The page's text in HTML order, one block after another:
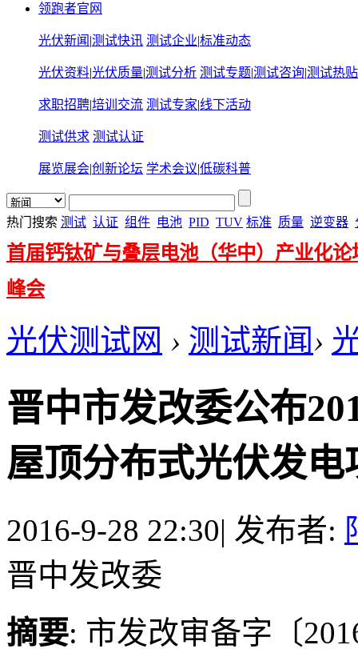
领跑者官网
光伏新闻 |测试快讯 测试企业|标准动态
光伏资料|光伏质量|测试分析 测试专题|测试咨询|测试热贴
求职招聘|培训交流 测试专家|线下活动
测试供求 测试认证
展览展会|创新论坛 学术会议|低碳科普
热门搜索 测试 认证 组件 电池 PID TUV 标准 质量 逆变器
首届钙钛矿与叠层电池（华中）产业化论
峰会
光伏测试网 › 测试新闻›
晋中市发改委公布
屋顶分布式光伏发电
2016-9-28 22:30| 发布者:
晋中发改委
摘要: 市发改审备字〔